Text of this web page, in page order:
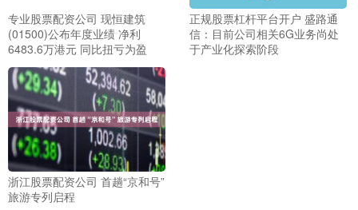
专业股票配资公司 现恒建筑
(01500)公布年度业绩 净利
6483.6万港元 同比扭亏为盈
正规股票杠杆平台开户 盛路通
信：目前公司相关6G业务尚处
于产业化探索阶段
浙江股票配资公司 首趟“京和号”
旅游专列启程